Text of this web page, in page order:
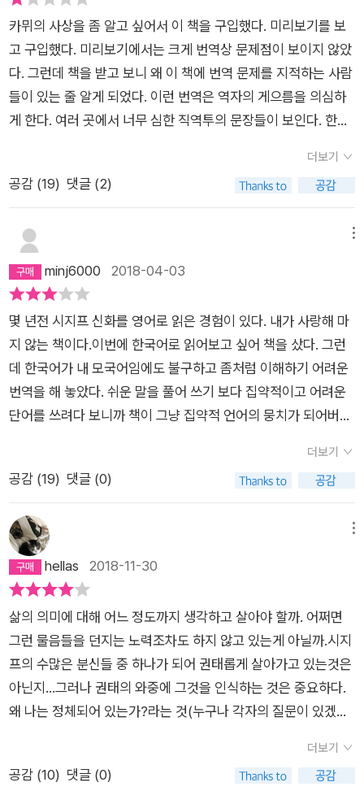
다사로운 하늘, 이 나무들의 윤곽이 지금까지 우리가 부여해 왔던
허망한 의미를 단숨에 잃어버리고서 이제부터는 잃어버린 낙원
보다도 먼 존재로 변해 버리는 것이다' p31전국을 전 세계를 전
우주를 먹이를 찾아 줄지어 다니는 개미처럼 쏘다녀도 결국 또 이
벤치에 그 떠돌아다니기 이전에 앉아 있던 그 벤치에 다시 앉아있
다. 생경하기도 비슷하기도 했던 장소와 사람들. 그것에 대한 '체
험'은 억울함을 느끼며 '추억'의 더미에 '회상'을 희망하며 내팽개
보도와 행인들을 바라보고 있는 것을 생각하면 모든 것이 부질없
어 보이기도 한다. 하지만 그 앉아 있음은 다른 장소와 시간에게
는 역시 과거의 한 장면일 뿐임을 생각하면 이마저도 부질없어진
다.'즉, 세계의 두꺼움과 낯섦, 이것이 바로 부조리다' p32'비합리
와 인간의 향수 그리고 두 가지의 대면에서 솟아나는 부조리, 이
것이 바로 한 실존이 감당할 수 있는 모든 논리와 더불어 필연적
으로 끝나게 되어있는 드라마의 세 등장인물이다.' p49'그 어느
경우에든 부조리함은 두 항의 비교에서 생겨난다' p52'상대적'인
것은 참 편리하다. 검은 것이 있으니 흰것이 있을 수 있다고 간명
법의 '모순'도 말이다. 그리고.'부조리를 의식하게 된 인간은 영원
히 그것에 매인다' p55
카뮈의 사상을 좀 알고 싶어서 이 책을 구입했다. 미리보기를 보
고 구입했다. 미리보기에서는 크게 번역상 문제점이 보이지 않았
다. 그런데 책을 받고 보니 왜 이 책에 번역 문제를 지적하는 사람
들이 있는 줄 알게 되었다. 이런 번역은 역자의 게으름을 의심하
게 한다. 여러 곳에서 너무 심한 직역투의 문장들이 보인다. 한국
번역은 하지 않았을 것이다. 김화영 역자의 다른 책을 보기 두려
울 정도이다. 오랜만에 느껴보는 번역물의 공포다. 최근 영미권의
럽게 다가오지 않는 번역이 좋은 번역이라는 점에 거대한 공감대
가 형성되고 있다는 것이다. 김화영 역자의 이 책은 그러한 현대
번역 추세에 정면으로 반하고 있다.안 그래도 어려운 내용을 번역
힘들다. 이 책이 바로 그러하다. 이 책의 문장 하나 하나가 한국어
외투를 입고 있는 프랑스어이다. 서양언어는 NP, 특히 독일어의
경우 이러한 복합명사구의 발달이 특이할 정도로 과한데 이것을
이 책의 번역 수준으로 따라가면 한국어가 다 개판이 난다. 다시
말하지만 좋은 번역이란 '번역이 번역같이 느껴지지 않는 번역'이
다. 이 책은 그냥 프랑스어를 직역한 느낌이 너무 심하게 난다. 더
충격적인 것은 작가 소개에 이 역자가 최고의 불문학 번역가로 선
원이 본격적으로 활성화되기전인 1999년도의 일이지만 누가 선
정했는지, 뭘 근거로 그러한 선정을 했는지 의아하기만하다. 199
9년이라는 시간의 흐름을 감안하더라도 그렇다. 왜냐하면 90년
대에도 니체 작품을 번역한 김태현씨라던가 수준있는 번역가들
이 분명 존재했기 때문이다. 우선 이 책은 그것 그것 그것 지시대
명사를 그대로 직역해두고 있는데 이는 좋은 번역이 아니다. 한국
어는 이렇게 운용되지 않기 때문이다. 그리고 '것'이 너무 심하게
많다. 너무 과하다. '의'와 '것'을 줄이는 것은 번역의 거의 제1원칙
이다. 굳이 안정효의 번역지침을 여기 주절주절 늘어놓을 필요가
e) 즉, 자연스러움은 한 사람'의' 인생'의' 특이성과 그 사람이 삶
을 ~ 역자의 나이를 감안하더라도 고루한 한자어의 무리한 남발
더보기
공감 (19) 댓글 (2)
minj6000 2018-04-03
몇 년전 시지프 신화를 영어로 읽은 경험이 있다. 내가 사랑해 마
지 않는 책이다.이번에 한국어로 읽어보고 싶어 책을 샀다. 그런
데 한국어가 내 모국어임에도 불구하고 좀처럼 이해하기 어려운
번역을 해 놓았다. 쉬운 말을 풀어 쓰기 보다 집약적이고 어려운
단어를 쓰려다 보니까 책이 그냥 집약적 언어의 뭉치가 되어버린
의 책)을 한국어로 읽었을 때의 충격과 똑같다. 물론 한국어는 서
방 언어와 그 뿌리가 다른 언어이기 때문에 좀 더 번역이 어렵다
번역을 해 놓고 그것을 마치 지식인의 고매한 언어정도로 느끼는
것 같다. 사랑의 기술도 그렇고 이 책도 그렇고 내가 영어로 읽을
때는 시간 가는 줄도 모르고 책을 붙들고 있었던 것과 반대로 한
런 말을 했다. '내 언어가 수학자들의 언어와 일치하는지는 관심
이 없네. 생각해보게. 만일 누군가 쓸모 있고 참되고 필요한 무언
가를 말할 때, 이해하기 힘든 말로 한다면, 그게 말하는 사람에게
든 듣는 사람에게든 무슨 소용이 있겠나?'
더보기
공감 (19) 댓글 (0)
hellas 2018-11-30
삶의 의미에 대해 어느 정도까지 생각하고 살아야 할까. 어쩌면
그런 물음들을 던지는 노력조차도 하지 않고 있는게 아닐까.시지
프의 수많은 분신들 중 하나가 되어 권태롭게 살아가고 있는것은
아닌지...그러나 권태의 와중에 그것을 인식하는 것은 중요하다.
왜 나는 정체되어 있는가?라는 것(누구나 각자의 질문이 있겠지
자체가 나 스스로를 돌아보는 의식이다. 때문에 그 과정에 정답은
중요하지 않을 것이다.인간은 무엇으로 사는가는 인류가 끊임없
더보기
공감 (10) 댓글 (0)